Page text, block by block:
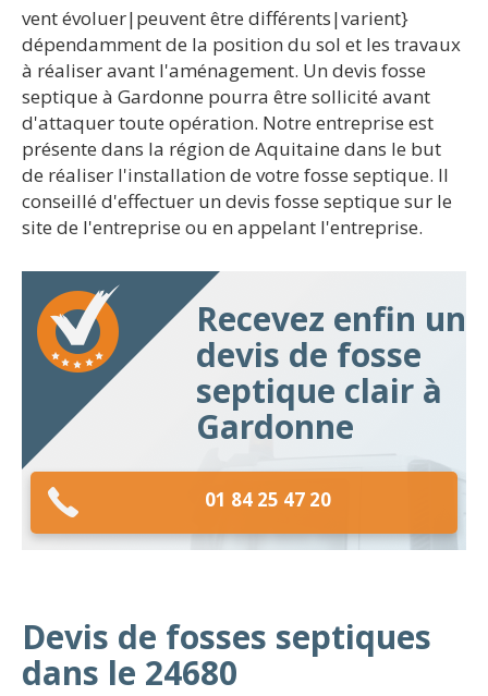
vent évoluer|peuvent être différents|varient}
dépendamment de la position du sol et les travaux
à réaliser avant l'aménagement. Un devis fosse
septique à Gardonne pourra être sollicité avant
d'attaquer toute opération. Notre entreprise est
présente dans la région de Aquitaine dans le but
de réaliser l'installation de votre fosse septique. Il
conseillé d'effectuer un devis fosse septique sur le
site de l'entreprise ou en appelant l'entreprise.
Recevez enfin un
devis de fosse
septique clair à
Gardonne
01 84 25 47 20
Devis de fosses septiques
dans le 24680